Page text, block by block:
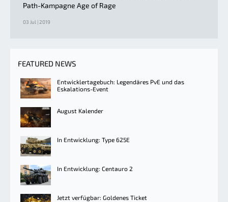
Path-Kampagne Age of Rage
03 Jul | 2019
FEATURED NEWS
Entwicklertagebuch: Legendäres PvE und das
Eskalations-Event
August Kalender
In Entwicklung: Type 625E
In Entwicklung: Centauro 2
Jetzt verfügbar: Goldenes Ticket